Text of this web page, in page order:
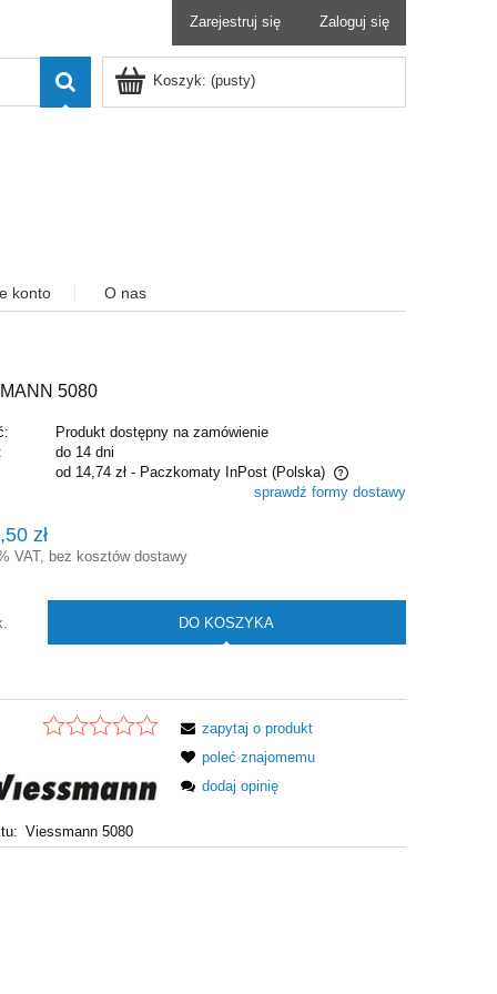
Zarejestruj się Zaloguj się
Koszyk: (pusty)
konto O nas
5080
Produkt dostępny na zamówienie
do 14 dni
od 14,74 zł - Paczkomaty InPost (Polska)
sprawdź formy dostawy
zł
VAT, bez kosztów dostawy
DO KOSZYKA
Viessmann 5080
zapytaj o produkt
poleć znajomemu
dodaj opinię